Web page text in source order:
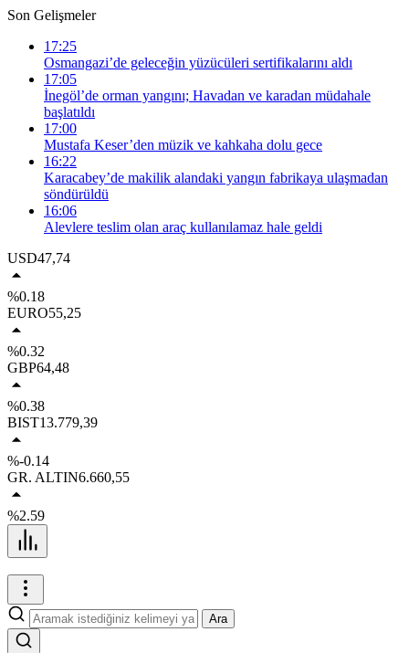
Son Gelişmeler
17:25
Osmangazi’de geleceğin yüzücüleri sertifikalarını aldı
17:05
İnegöl’de orman yangını; Havadan ve karadan müdahale
başlatıldı
17:00
Mustafa Keser’den müzik ve kahkaha dolu gece
16:22
Karacabey’de makilik alandaki yangın fabrikaya ulaşmadan
söndürüldü
16:06
Alevlere teslim olan araç kullanılamaz hale geldi
USD47,74
%0.18
EURO55,25
%0.32
GBP64,48
%0.38
BIST13.779,39
%-0.14
GR. ALTIN6.660,55
%2.59
Ara